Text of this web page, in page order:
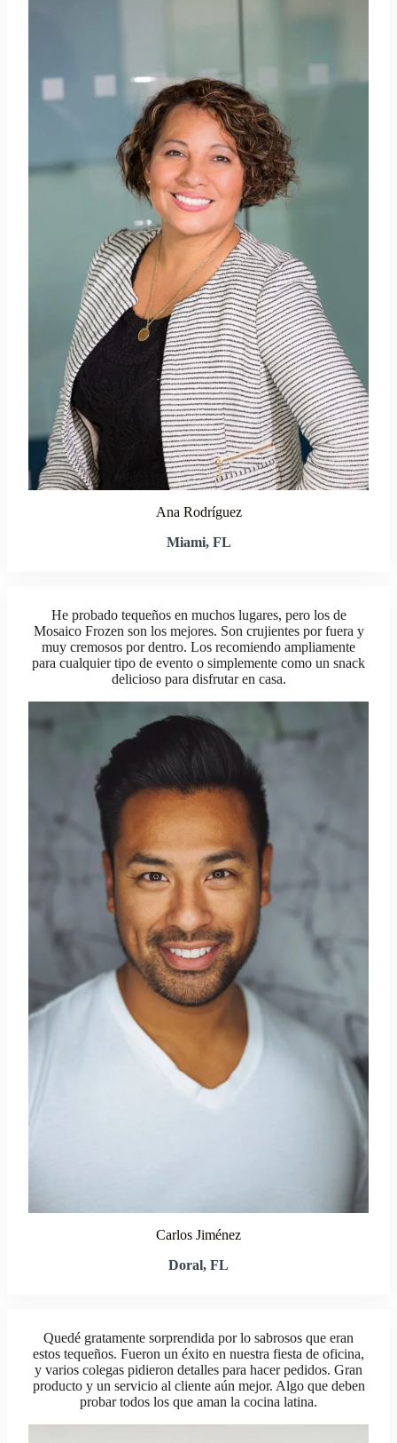
Ana Rodríguez
Miami, FL
He probado tequeños en muchos lugares, pero los de
Mosaico Frozen son los mejores. Son crujientes por fuera y
muy cremosos por dentro. Los recomiendo ampliamente
para cualquier tipo de evento o simplemente como un snack
delicioso para disfrutar en casa.
Carlos Jiménez
Doral, FL
Quedé gratamente sorprendida por lo sabrosos que eran
estos tequeños. Fueron un éxito en nuestra fiesta de oficina,
y varios colegas pidieron detalles para hacer pedidos. Gran
producto y un servicio al cliente aún mejor. Algo que deben
probar todos los que aman la cocina latina.